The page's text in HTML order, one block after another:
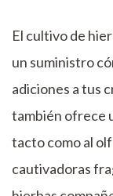
El cultivo de
un suministro
adiciones a tus
también ofrece
tacto como al
cautivadoras